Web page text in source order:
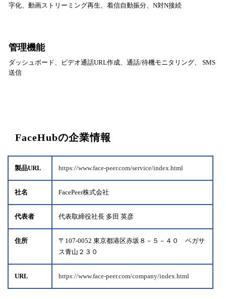
字化、動画ストリーミング再生、着信自動振分、N対N接続
管理機能
ダッシュボード、ビデオ通話URL作成、通話/待機モニタリング、 SMS
送信
FaceHubの企業情報
製品URL https://www.face-peer.com/service/index.html
社名 FacePeer株式会社
代表者 代表取締役社長 多田 英彦
住所
〒107-0052 東京都港区赤坂８－５－４０ ペガサ
ス青山２３０
URL https://www.face-peer.com/company/index.html